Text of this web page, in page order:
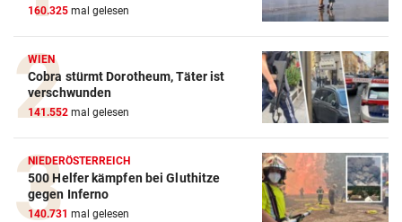
160.325 mal gelesen
WIEN
Cobra stürmt Dorotheum, Täter ist
verschwunden
141.552 mal gelesen
NIEDERÖSTERREICH
500 Helfer kämpfen bei Gluthitze
gegen Inferno
140.731 mal gelesen